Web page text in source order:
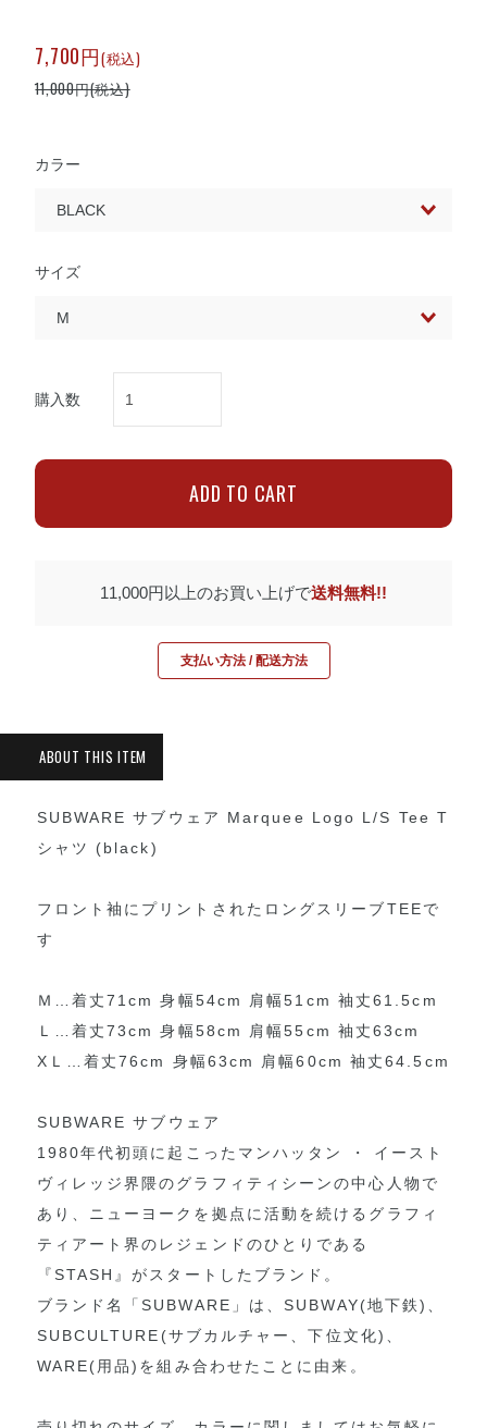
7,700円(税込)
11,000円(税込)
カラー
サイズ
購入数
11,000円以上のお買い上げで送料無料!!
支払い方法 / 配送方法
SUBWARE サブウェア Marquee Logo L/S Tee T
シャツ (black)
フロント袖にプリントされたロングスリーブTEEで
す
Ｍ…着丈71cm 身幅54cm 肩幅51cm 袖丈61.5cm
Ｌ…着丈73cm 身幅58cm 肩幅55cm 袖丈63cm
XＬ…着丈76cm 身幅63cm 肩幅60cm 袖丈64.5cm
SUBWARE サブウェア
1980年代初頭に起こったマンハッタン ・ イースト
ヴィレッジ界隈のグラフィティシーンの中心人物で
あり、ニューヨークを拠点に活動を続けるグラフィ
ティアート界のレジェンドのひとりである
『STASH』がスタートしたブランド。
ブランド名「SUBWARE」は、SUBWAY(地下鉄)、
SUBCULTURE(サブカルチャー、下位文化)、
WARE(用品)を組み合わせたことに由来。